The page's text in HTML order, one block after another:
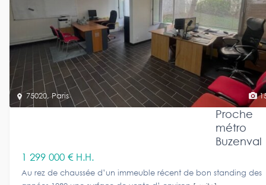
75020,Paris
Proche
métro
Buzenval
1 299 000 € H.H.
Au rez de chaussée d’un immeuble récent de bon standing des